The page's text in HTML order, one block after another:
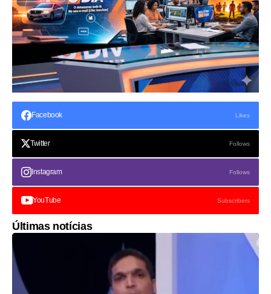
Facebook Likes
Twitter Follows
Instagram Follows
YouTube Subscribers
Últimas notícias